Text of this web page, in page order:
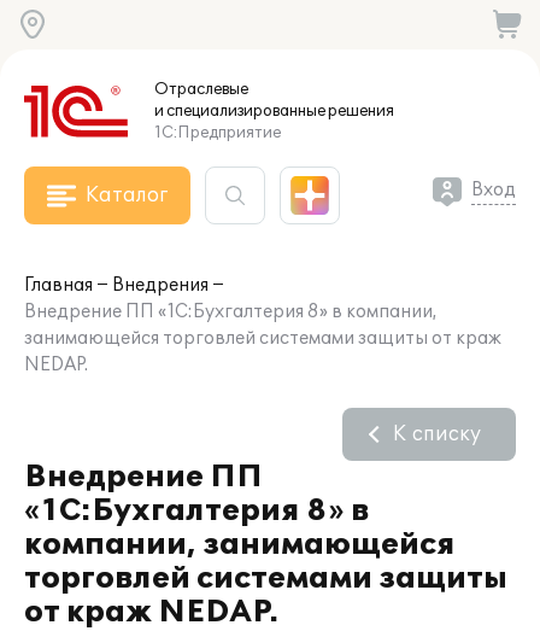
Отраслевые
и специализированныерешения
1С:Предприятие
Каталог Вход
Главная
Внедрения
Внедрение ПП «1С:Бухгалтерия 8» в компании,
занимающейся торговлей системами защиты от краж
NEDAP.
Внедрение ПП
«1С:Бухгалтерия 8» в
компании, занимающейся
торговлей системами защиты
от краж NEDAP.
К списку